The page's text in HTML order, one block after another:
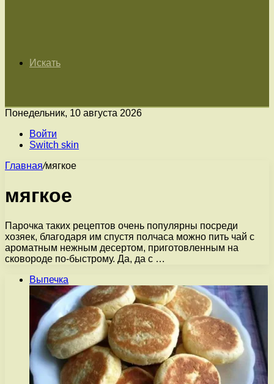
Искать
Понедельник, 10 августа 2026
Войти
Switch skin
Главная/мягкое
мягкое
Парочка таких рецептов очень популярны посреди
хозяек, благодаря им спустя полчаса можно пить чай с
ароматным нежным десертом, приготовленным на
сковороде по-быстрому. Да, да с …
Выпечка